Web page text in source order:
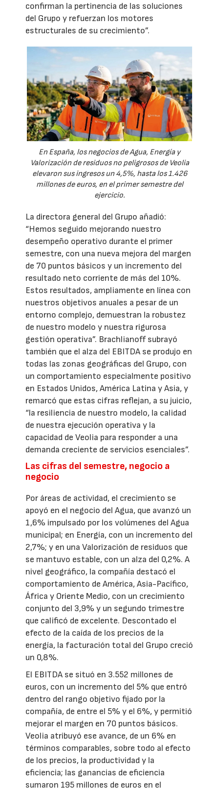
confirman la pertinencia de las soluciones
del Grupo y refuerzan los motores
estructurales de su crecimiento”.
En España, los negocios de Agua, Energía y
Valorización de residuos no peligrosos de Veolia
elevaron sus ingresos un 4,5%, hasta los 1.426
millones de euros, en el primer semestre del
ejercicio.
La directora general del Grupo añadió:
“Hemos seguido mejorando nuestro
desempeño operativo durante el primer
semestre, con una nueva mejora del margen
de 70 puntos básicos y un incremento del
resultado neto corriente de más del 10%.
Estos resultados, ampliamente en línea con
nuestros objetivos anuales a pesar de un
entorno complejo, demuestran la robustez
de nuestro modelo y nuestra rigurosa
gestión operativa”. Brachlianoff subrayó
también que el alza del EBITDA se produjo en
todas las zonas geográficas del Grupo, con
un comportamiento especialmente positivo
en Estados Unidos, América Latina y Asia, y
remarcó que estas cifras reflejan, a su juicio,
“la resiliencia de nuestro modelo, la calidad
de nuestra ejecución operativa y la
capacidad de Veolia para responder a una
demanda creciente de servicios esenciales”.
Las cifras del semestre, negocio a
negocio
Por áreas de actividad, el crecimiento se
apoyó en el negocio del Agua, que avanzó un
1,6% impulsado por los volúmenes del Agua
municipal; en Energía, con un incremento del
2,7%; y en una Valorización de residuos que
se mantuvo estable, con un alza del 0,2%. A
nivel geográfico, la compañía destacó el
comportamiento de América, Asia-Pacífico,
África y Oriente Medio, con un crecimiento
conjunto del 3,9% y un segundo trimestre
que calificó de excelente. Descontado el
efecto de la caída de los precios de la
energía, la facturación total del Grupo creció
un 0,8%.
El EBITDA se situó en 3.552 millones de
euros, con un incremento del 5% que entró
dentro del rango objetivo fijado por la
compañía, de entre el 5% y el 6%, y permitió
mejorar el margen en 70 puntos básicos.
Veolia atribuyó ese avance, de un 6% en
términos comparables, sobre todo al efecto
de los precios, la productividad y la
eficiencia; las ganancias de eficiencia
sumaron 195 millones de euros en el